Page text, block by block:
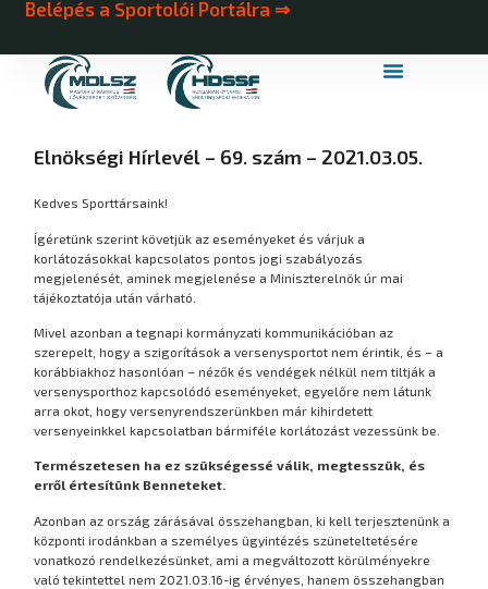
Belépés a Sportolói Portálra ⇒
Elnökségi Hírlevél – 69. szám – 2021.03.05.
Kedves Sporttársaink!
Ígéretünk szerint követjük az eseményeket és várjuk a
korlátozásokkal kapcsolatos pontos jogi szabályozás
megjelenését, aminek megjelenése a Miniszterelnök úr mai
tájékoztatója után várható.
Mivel azonban a tegnapi kormányzati kommunikációban az
szerepelt, hogy a szigorítások a versenysportot nem érintik, és – a
korábbiakhoz hasonlóan – nézők és vendégek nélkül nem tiltják a
versenysporthoz kapcsolódó eseményeket, egyelőre nem látunk
arra okot, hogy versenyrendszerünkben már kihirdetett
versenyeinkkel kapcsolatban bármiféle korlátozást vezessünk be.
Természetesen ha ez szükségessé válik, megtesszük, és
erről értesítünk Benneteket.
Azonban az ország zárásával összehangban, ki kell terjesztenünk a
központi irodánkban a személyes ügyintézés szüneteltetésére
vonatkozó rendelkezésünket, ami a megváltozott körülményekre
való tekintettel nem 2021.03.16-ig érvényes, hanem összehangban